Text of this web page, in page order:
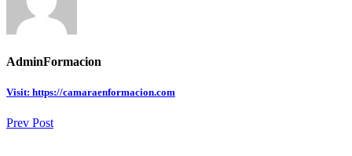
AdminFormacion
Visit: https://camaraenformacion.com
Prev Post